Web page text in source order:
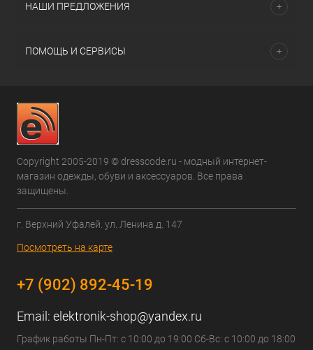
НАШИ ПРЕДЛОЖЕНИЯ
ПОМОЩЬ И СЕРВИСЫ
Copyright 2005-2019 © dresscode.ru - модный интернет-
магазин одежды, обуви и аксессуаров. Все права
защищены.
г. Верхний Уфалей. ул. Ленина д. 147
Посмотреть на карте
+7 (902) 892-45-19
Email: elektronik-shop@yandex.ru
График работы Пн-Пт: с 10:00 до 19:00 Сб-Вс: с 10:00 до 18:00